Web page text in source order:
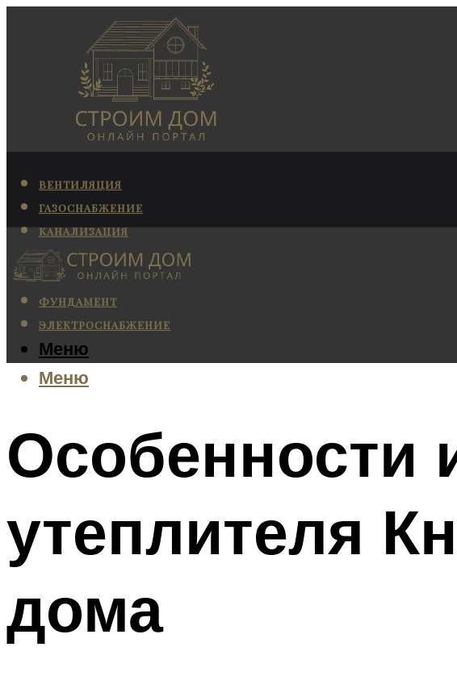
ВЕНТИЛЯЦИЯ
ГАЗОСНАБЖЕНИЕ
КАНАЛИЗАЦИЯ
КОНДИЦИОНИРОВАНИЕ
ОТОПЛЕНИЕ
ФУНДАМЕНТ
ЭЛЕКТРОСНАБЖЕНИЕ
Меню
Меню
Особенности
утеплителя
дома